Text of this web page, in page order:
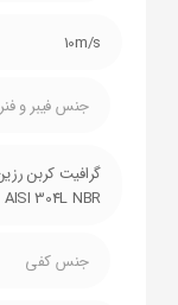
10m/s
جنس فیبر و فنر
AISI 304L NBR
جنس کفی